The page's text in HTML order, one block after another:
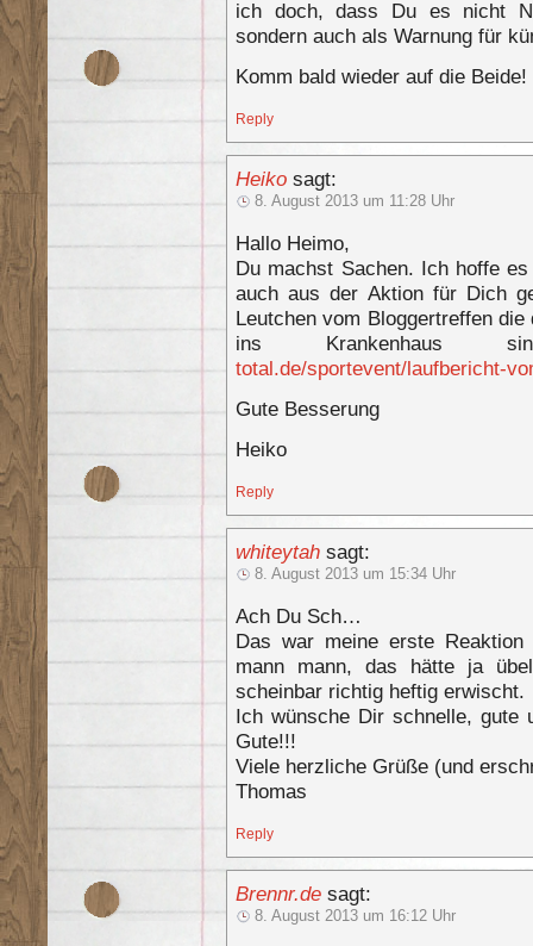
ich doch, dass Du es nicht
sondern auch als Warnung für
Komm bald wieder auf die Beide!
Reply
Heiko sagt:
8. August 2013 um 11:28 Uhr
Hallo Heimo,
Du machst Sachen. Ich hoffe
auch aus der Aktion für Dich
Leutchen vom Bloggertreffen
ins
total.de/sportevent/laufbericht-
Gute Besserung
Heiko
Reply
whiteytah sagt:
8. August 2013 um 15:34 Uhr
Ach Du Sch…
Das war meine erste
mann mann, das hätte ja
scheinbar richtig heftig erwischt.
Ich wünsche Dir schnelle, gute
Gute!!!
Viele herzliche Grüße (und
Thomas
Reply
Brennr.de sagt:
8. August 2013 um 16:12 Uhr